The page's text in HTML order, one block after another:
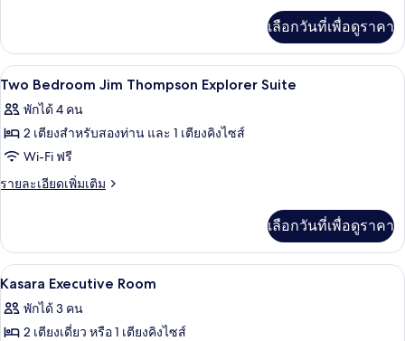
Explorer
Suite
เกี่ยว
กับ
Two
Jim
Thompson
Suite
เลือกวันที่เพื่อดูราคา
เปิด
ภาพถ่าย
ทั้งหมด
ของ
Two
Thompson
Explorer
Suite
เครื่องนอนระดับพรีเมียม, ผ้านวมขนเ
7
Two Bedroom Jim Thompson Explorer Suite
พักได้ 4 คน
2 เตียงสำหรับสองท่าน และ 1 เตียงคิงไซส์
Wi-Fi ฟรี
รายละเอียดเพิ่มเติม
ราย
เกี่ยว
กับ
Two
Jim
Thompson
เลือกวันที่เพื่อดูราคา
เปิด
ภาพถ่าย
ทั้งหมด
เครื่องนอนระดับพรีเมียม, ผ้านวมขนเ
8
Kasara Executive Room
พักได้ 3 คน
2 เตียงเดี่ยว หรือ 1 เตียงคิงไซส์